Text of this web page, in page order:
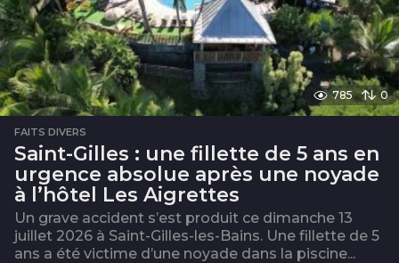
785 0
FAITS DIVERS
Saint-Gilles : une fillette de 5 ans en
urgence absolue après une noyade
à l’hôtel Les Aigrettes
Un grave accident s’est produit ce dimanche 13
juillet 2026 à Saint-Gilles-les-Bains. Une fillette de 5
ans a été victime d’une noyade dans la piscine...